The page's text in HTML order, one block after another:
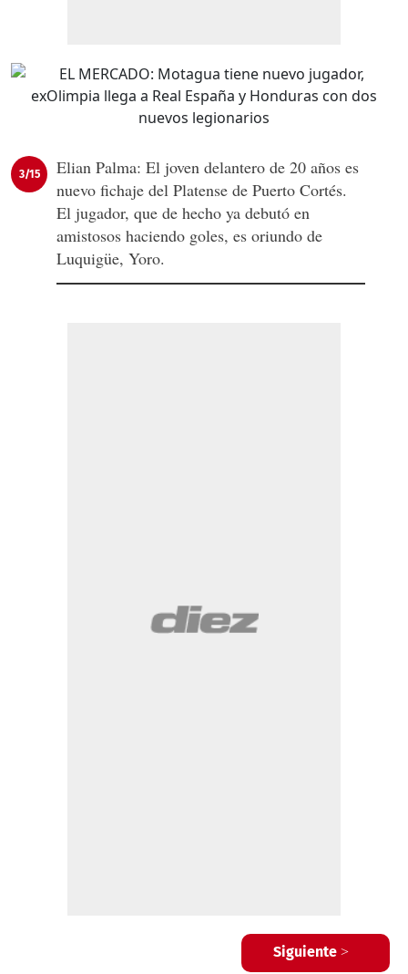
3/15
Elian Palma: El joven delantero de 20 años es
nuevo fichaje del Platense de Puerto Cortés.
El jugador, que de hecho ya debutó en
amistosos haciendo goles, es oriundo de
Luquigüe, Yoro.
Siguiente >